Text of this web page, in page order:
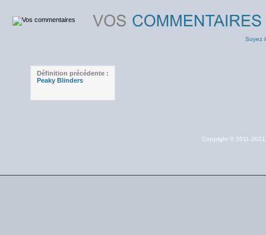
Soyez
Définition précédente :
Peaky Blinders
Copyright © 2011-